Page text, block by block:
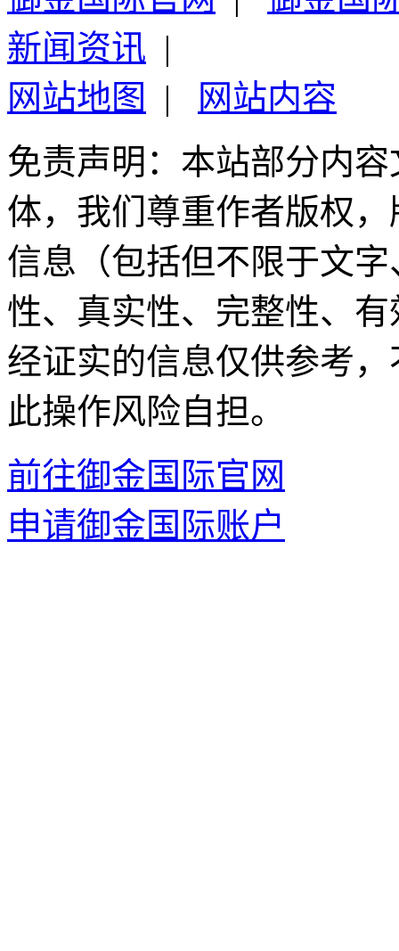
新闻资讯 |
网站地图
|
网站内容
免责声明：本站部分内
体，我们尊重作者版权
信息（包括但不限于文
性、真实性、完整性、
经证实的信息仅供参考
此操作风险自担。
前往御金国际官网
申请御金国际账户